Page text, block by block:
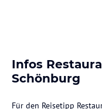
Infos
Schönburg
Für den Reisetipp